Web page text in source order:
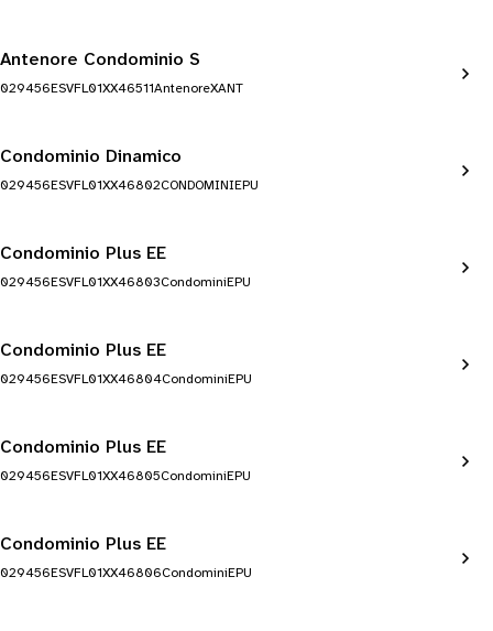
Antenore Condominio S
029456ESVFL01XX46511AntenoreXANT
Condominio Dinamico
029456ESVFL01XX46802CONDOMINIEPU
Condominio Plus EE
029456ESVFL01XX46803CondominiEPU
Condominio Plus EE
029456ESVFL01XX46804CondominiEPU
Condominio Plus EE
029456ESVFL01XX46805CondominiEPU
Condominio Plus EE
029456ESVFL01XX46806CondominiEPU